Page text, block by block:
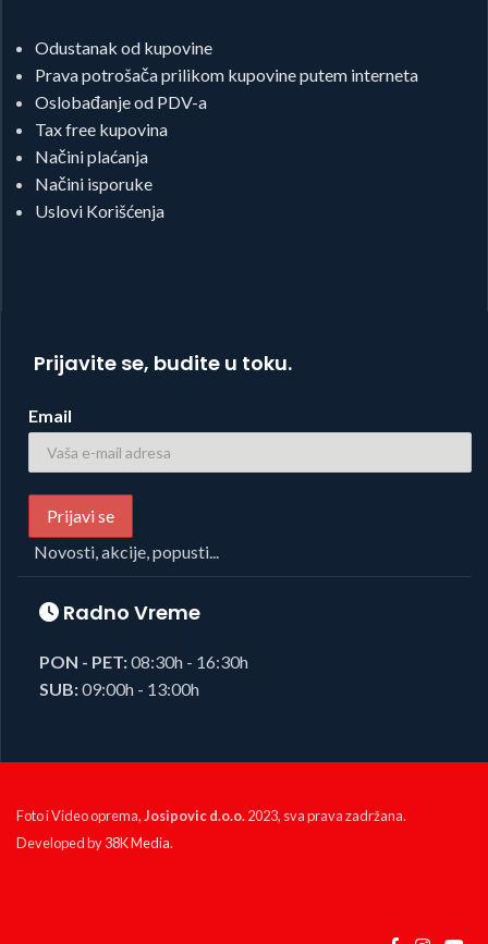
Odustanak od kupovine
Prava potrošača prilikom kupovine putem interneta
Oslobađanje od PDV-a
Tax free kupovina
Načini plaćanja
Načini isporuke
Uslovi Korišćenja
Prijavite se, budite u toku.
Email
Novosti, akcije, popusti...
Radno Vreme
PON - PET:08:30h - 16:30h
SUB:09:00h - 13:00h
Foto i Video oprema,Josipovic d.o.o.2023, sva prava zadržana.
Developed by38K Media.